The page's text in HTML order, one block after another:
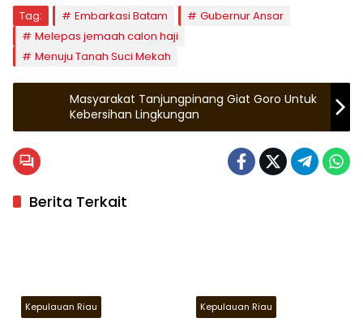
Tag: Embarkasi Batam
Gubernur Ansar
Melepas jemaah calon haji
Menuju Tanah Suci Mekah
Masyarakat Tanjungpinang Giat Goro Untuk
Kebersihan Lingkungan
Berita Terkait
Kepulauan Riau Kepulauan Riau